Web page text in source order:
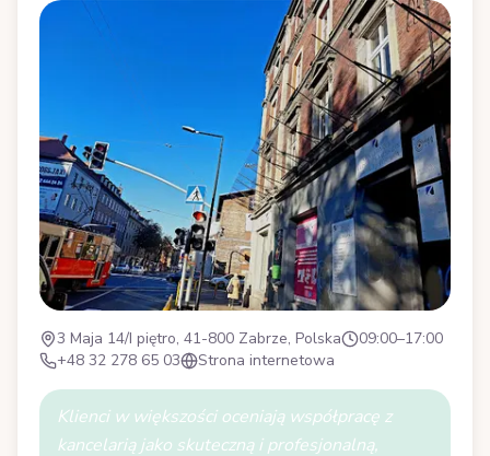
3 Maja 14/I piętro, 41-800 Zabrze, Polska
09:00–17:00
+48 32 278 65 03
Strona internetowa
Klienci w większości oceniają współpracę z
kancelarią jako skuteczną i profesjonalną,